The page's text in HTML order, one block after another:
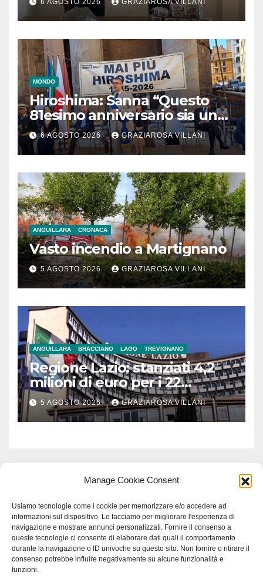
Manage Cookie Consent
Usiamo tecnologie come i cookie per memorizzare e/o accedere ad
informazioni sul dispositivo. Lo facciamo per migliorare l'esperienza di
navigazione e mostrare annunci personalizzati. Fornire il consenso a
queste tecnologie ci consente di elaborare dati quali il comportamento
durante la navigazione o ID univoche su questo sito. Non fornire o ritirare il
consenso potrebbe influire negativamente su alcune funzionalità e
funzioni.
6 AGOSTO 2026 GRAZIAROSA VILLANI
MONDO
Hiroshima: Sanna “Questo
81esimo anniversario sia un
monito per tutti”
6 AGOSTO 2026 GRAZIAROSA VILLANI
ANGUILLARA CRONACA
Vasto incendio a Martignano
5 AGOSTO 2026 GRAZIAROSA VILLANI
ANGUILLARA BRACCIANO LAGO TREVIGNANO
Regione Lazio: stanziati 4,2
milioni di euro per i 22
Comuni dell’Etruria
Meridionale
5 AGOSTO 2026 GRAZIAROSA VILLANI